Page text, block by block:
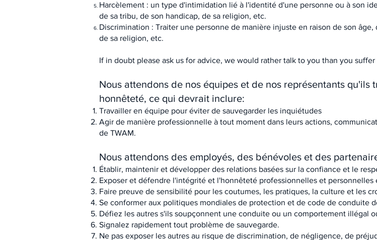
Harcèlement : un type d'intimidation lié à l'identité d'une personne ou à son
de sa tribu, de son handicap, de sa religion, etc.
Discrimination : Traiter une personne de manière injuste en raison de son
de sa religion, etc.
If in doubt please ask us for advice, we would rather talk to you than you suffer
Nous attendons de nos équipes et de nos représentants
honnêteté, ce qui devrait inclure:
Travailler en équipe pour éviter de sauvegarder les inquiétudes
Agir de manière professionnelle à tout moment dans leurs actions,
de TWAM.
Nous attendons des employés, des bénévoles et des
Établir, maintenir et développer des relations basées sur la confiance et le
Exposer et défendre l'intégrité et l'honnêteté professionnelles et personnelles
Faire preuve de sensibilité pour les coutumes, les pratiques, la culture et les
Se conformer aux politiques mondiales de protection et de code de conduite
Défiez les autres s'ils soupçonnent une conduite ou un comportement illégal
Signalez rapidement tout problème de sauvegarde.
Ne pas exposer les autres au risque de discrimination, de négligence, de